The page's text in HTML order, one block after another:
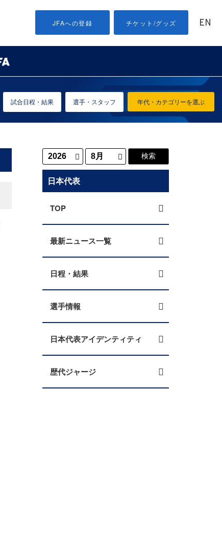
JFAへの登録 チケット/グッズ EN
年代・カテゴリーを選ぶ
試合日程・結果 選手・スタッフ
日本代表
TOP
最新ニュース一覧
日程・結果
選手情報
日本代表アイデンティティ
歴代ジャージ